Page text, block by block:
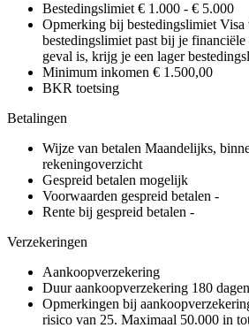
Bestedingslimiet € 1.000 - € 5.000
Opmerking bij bestedingslimiet Visa
bestedingslimiet past bij je
geval is, krijg je een lager
Minimum inkomen € 1.500,00
BKR toetsing
Betalingen
Wijze van betalen Maandelijks,
rekeningoverzicht
Gespreid betalen mogelijk
Voorwaarden gespreid betalen -
Rente bij gespreid betalen -
Verzekeringen
Aankoopverzekering
Duur aankoopverzekering 180 dagen
Opmerkingen bij
risico van 25. Maximaal 50.000 in